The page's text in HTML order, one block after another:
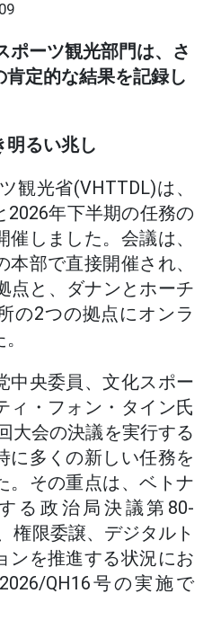
ポーツ観光部門は、さ
定的な結果を記録し
明るい兆し
観光省(VHTTDL)は、
2026年下半期の任務の
しました。会議は、
部で直接開催され、
点と、ダナンとホーチ
の2つの拠点にオンラ
中央委員、文化スポー
ィ・フォン・タイン氏
大会の決議を実行する
に多くの新しい任務を
。その重点は、ベトナ
る政治局決議第80-
権限委譲、デジタルト
ンを推進する状況にお
QH16号の実施で